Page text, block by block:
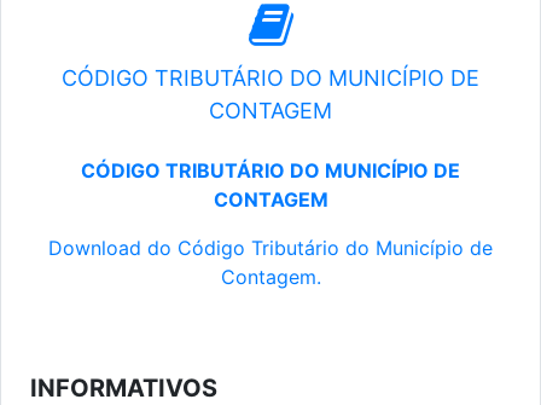
CÓDIGO TRIBUTÁRIO DO MUNICÍPIO DE
CONTAGEM
CÓDIGO TRIBUTÁRIO DO MUNICÍPIO DE
CONTAGEM
Download do Código Tributário do Município de
Contagem.
INFORMATIVOS